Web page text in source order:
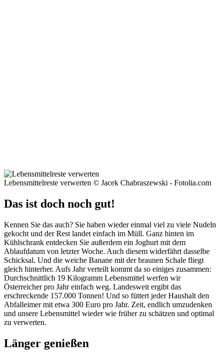
Lebensmittelreste verwerten © Jacek Chabraszewski - Fotolia.com
Das ist doch noch gut!
Kennen Sie das auch? Sie haben wieder einmal viel zu viele Nudeln
gekocht und der Rest landet einfach im Müll. Ganz hinten im
Kühlschrank entdecken Sie außerdem ein Joghurt mit dem
Ablaufdatum von letzter Woche. Auch diesem widerfährt dasselbe
Schicksal. Und die weiche Banane mit der braunen Schale fliegt
gleich hinterher. Aufs Jahr verteilt kommt da so einiges zusammen:
Durchschnittlich 19 Kilogramm Lebensmittel werfen wir
Österreicher pro Jahr einfach weg. Landesweit ergibt das
erschreckende 157.000 Tonnen! Und so füttert jeder Haushalt den
Abfalleimer mit etwa 300 Euro pro Jahr. Zeit, endlich umzudenken
und unsere Lebensmittel wieder wie früher zu schätzen und optimal
zu verwerten.
Länger genießen